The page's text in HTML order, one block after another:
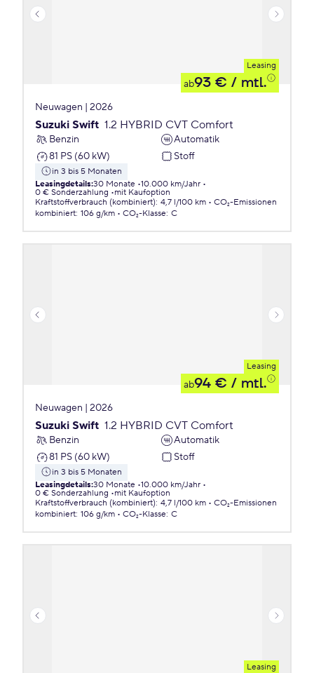
Leasing
ab93 € / mtl.
Neuwagen | 2026
Suzuki Swift 1.2 HYBRID CVT Comfort
Benzin
Automatik
81 PS (60 kW)
Stoff
in 3 bis 5 Monaten
Leasingdetails:30 Monate 10.000 km/Jahr
0 € Sonderzahlung
mit Kaufoption
Kraftstoffverbrauch (kombiniert): 4,7 l/100 km
CO₂-Emissionen
kombiniert: 106 g/km CO₂-Klasse: C
Leasing
ab94 € / mtl.
Neuwagen | 2026
Suzuki Swift 1.2 HYBRID CVT Comfort
Benzin
Automatik
81 PS (60 kW)
Stoff
in 3 bis 5 Monaten
Leasingdetails:30 Monate 10.000 km/Jahr
0 € Sonderzahlung
mit Kaufoption
Kraftstoffverbrauch (kombiniert): 4,7 l/100 km
CO₂-Emissionen
kombiniert: 106 g/km CO₂-Klasse: C
Leasing